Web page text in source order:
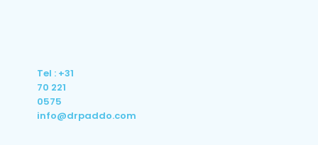
Tel : +31
70 221
0575
info@drpaddo.com